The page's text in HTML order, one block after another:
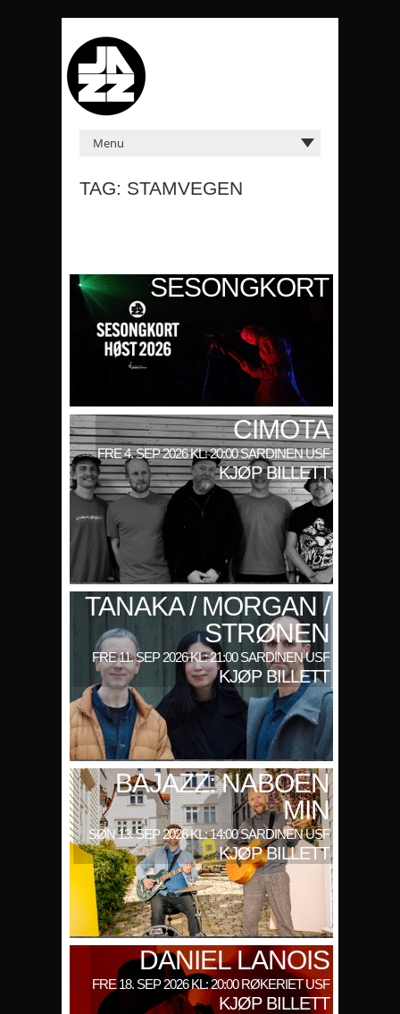
TAG: STAMVEGEN
SESONGKORT
CIMOTA
FRE 4. SEP 2026 KL: 20:00 SARDINEN USF
KJØP BILLETT
TANAKA / MORGAN /
STRØNEN
FRE 11. SEP 2026 KL: 21:00 SARDINEN USF
KJØP BILLETT
BAJAZZ: NABOEN
MIN
SØN 13. SEP 2026 KL: 14:00 SARDINEN USF
KJØP BILLETT
DANIEL LANOIS
FRE 18. SEP 2026 KL: 20:00 RØKERIET USF
KJØP BILLETT